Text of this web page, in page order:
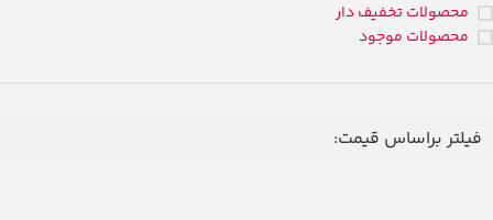
محصولات تخفیف دار
محصولات موجود
فیلتر براساس قیمت: